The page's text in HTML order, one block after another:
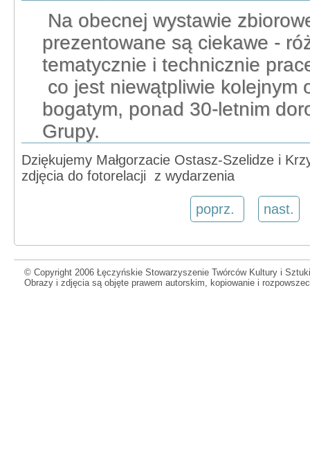
Na obecnej wystawie
prezentowane są ciekawe -
tematycznie i technicznie
co jest niewątpliwie kolejnym
bogatym, ponad 30-letnim
Grupy.
Dziękujemy Małgorzacie Ostasz-Szelidze i
zdjęcia do fotorelacji
z wydarzenia
poprz. nast.
© Copyright 2006 Łęczyńskie Stowarzyszenie Twórców Kultury i
Obrazy i zdjęcia są objęte prawem autorskim, kopiowanie i